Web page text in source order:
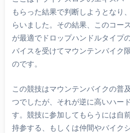
もらった結果で判断しようとなり
らいました。その結果、このコー
が最適でドロップハンドルタイプ
バイスを受けてマウンテンバイク
のです。
この競技はマウンテンバイクの普
つでしたが、それが逆に高いハー
す。競技に参加してもらうには自
持参する、もしくは仲間やバイク